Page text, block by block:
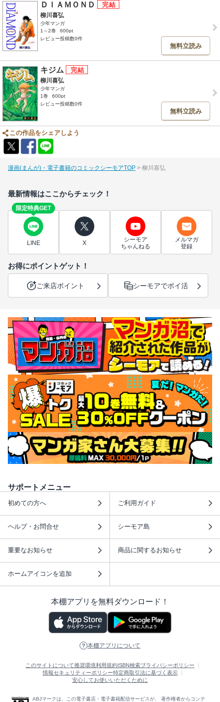
ＤＩＡＭＯＮＤ
柳川喜弘
少年マンガ
1～2巻
600pt
レビュー投稿数0件
無料立読み
キジム
柳川喜弘
少年マンガ
1巻
600pt
レビュー投稿数0件
無料立読み
この作品をシェアしよう
漫画(まんが)・電子書籍のコミックシーモアTOP 柳川喜弘
最新情報はここからチェック！
限定特典GET
LINE X
シーモア
ちゃんねる
メルマガ
登録
お得にポイントゲット！
ご来店ポイント シーモアでポイ活
サポートメニュー
初めての方へ ご利用ガイド
ヘルプ・お問合せ シーモア島
重要なお知らせ 商品に関するお知らせ
ホームアイコンを追加
本棚アプリを無料ダウンロード！
本棚アプリについて
このサイトについて推奨環境利用規約 ISBN検索プライバシーポリシー
情報セキュリティーポリシー特定商取引法に基づく表示
安心してお使いいただくために
ABJマークは、この電子書店・電子書籍配信サービスが、 著作権者からコンテ